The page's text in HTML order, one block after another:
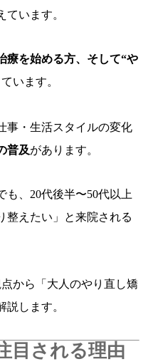
います。
療を始める方、そして“や
ています。
事・生活スタイルの変化
普及があります。
も、20代後半〜50代以上
整えたい」と来院される
から「大人のやり直し矯
します。
目される理由